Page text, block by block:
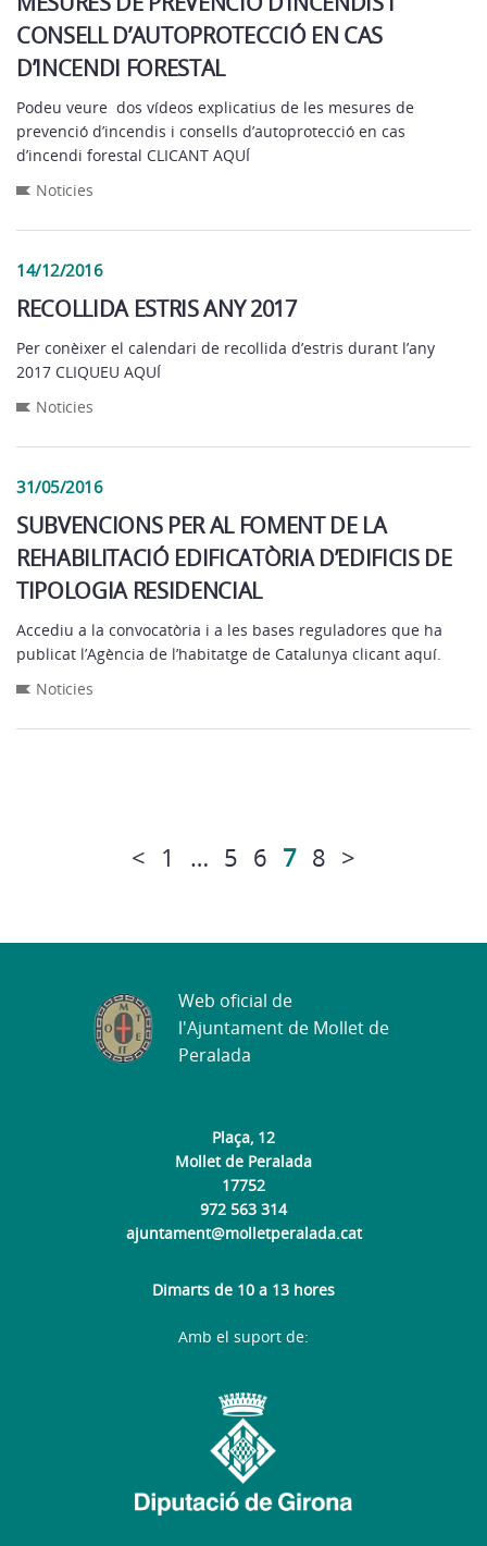
CONSELL D’AUTOPROTECCIÓ EN CAS
D’INCENDI FORESTAL
Podeu veure dos vídeos explicatius de les mesures de
prevenció d’incendis i consells d’autoprotecció en cas
d’incendi forestal CLICANT AQUÍ
Noticies
14/12/2016
RECOLLIDA ESTRIS ANY 2017
Per conèixer el calendari de recollida d’estris durant l’any
2017 CLIQUEU AQUÍ
Noticies
31/05/2016
SUBVENCIONS PER AL FOMENT DE LA
REHABILITACIÓ EDIFICATÒRIA D’EDIFICIS DE
TIPOLOGIA RESIDENCIAL
Accediu a la convocatòria i a les bases reguladores que ha
publicat l’Agència de l’habitatge de Catalunya clicant aquí.
Noticies
< 1 … 5 6 7 8 >
Plaça, 12
Mollet de Peralada
17752
972 563 314
ajuntament@molletperalada.cat
Dimarts de 10 a 13 hores
Web oficial de
l'Ajuntament de Mollet de
Peralada
Amb el suport de: